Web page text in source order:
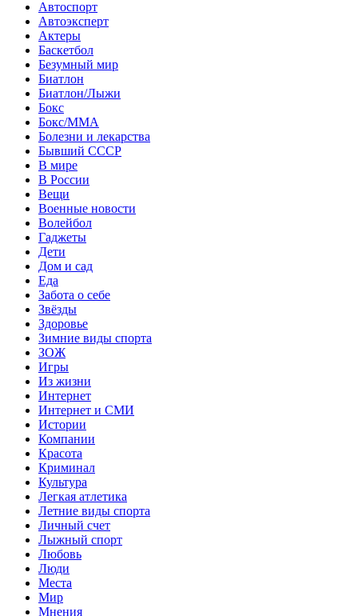
Автоспорт
Автоэксперт
Актеры
Баскетбол
Безумный мир
Биатлон
Биатлон/Лыжи
Бокс
Бокс/MMA
Болезни и лекарства
Бывший СССР
В мире
В России
Вещи
Военные новости
Волейбол
Гаджеты
Дети
Дом и сад
Еда
Забота о себе
Звёзды
Здоровье
Зимние виды спорта
ЗОЖ
Игры
Из жизни
Интернет
Интернет и СМИ
Истории
Компании
Красота
Криминал
Культура
Легкая атлетика
Летние виды спорта
Личный счет
Лыжный спорт
Любовь
Люди
Места
Мир
Мнения